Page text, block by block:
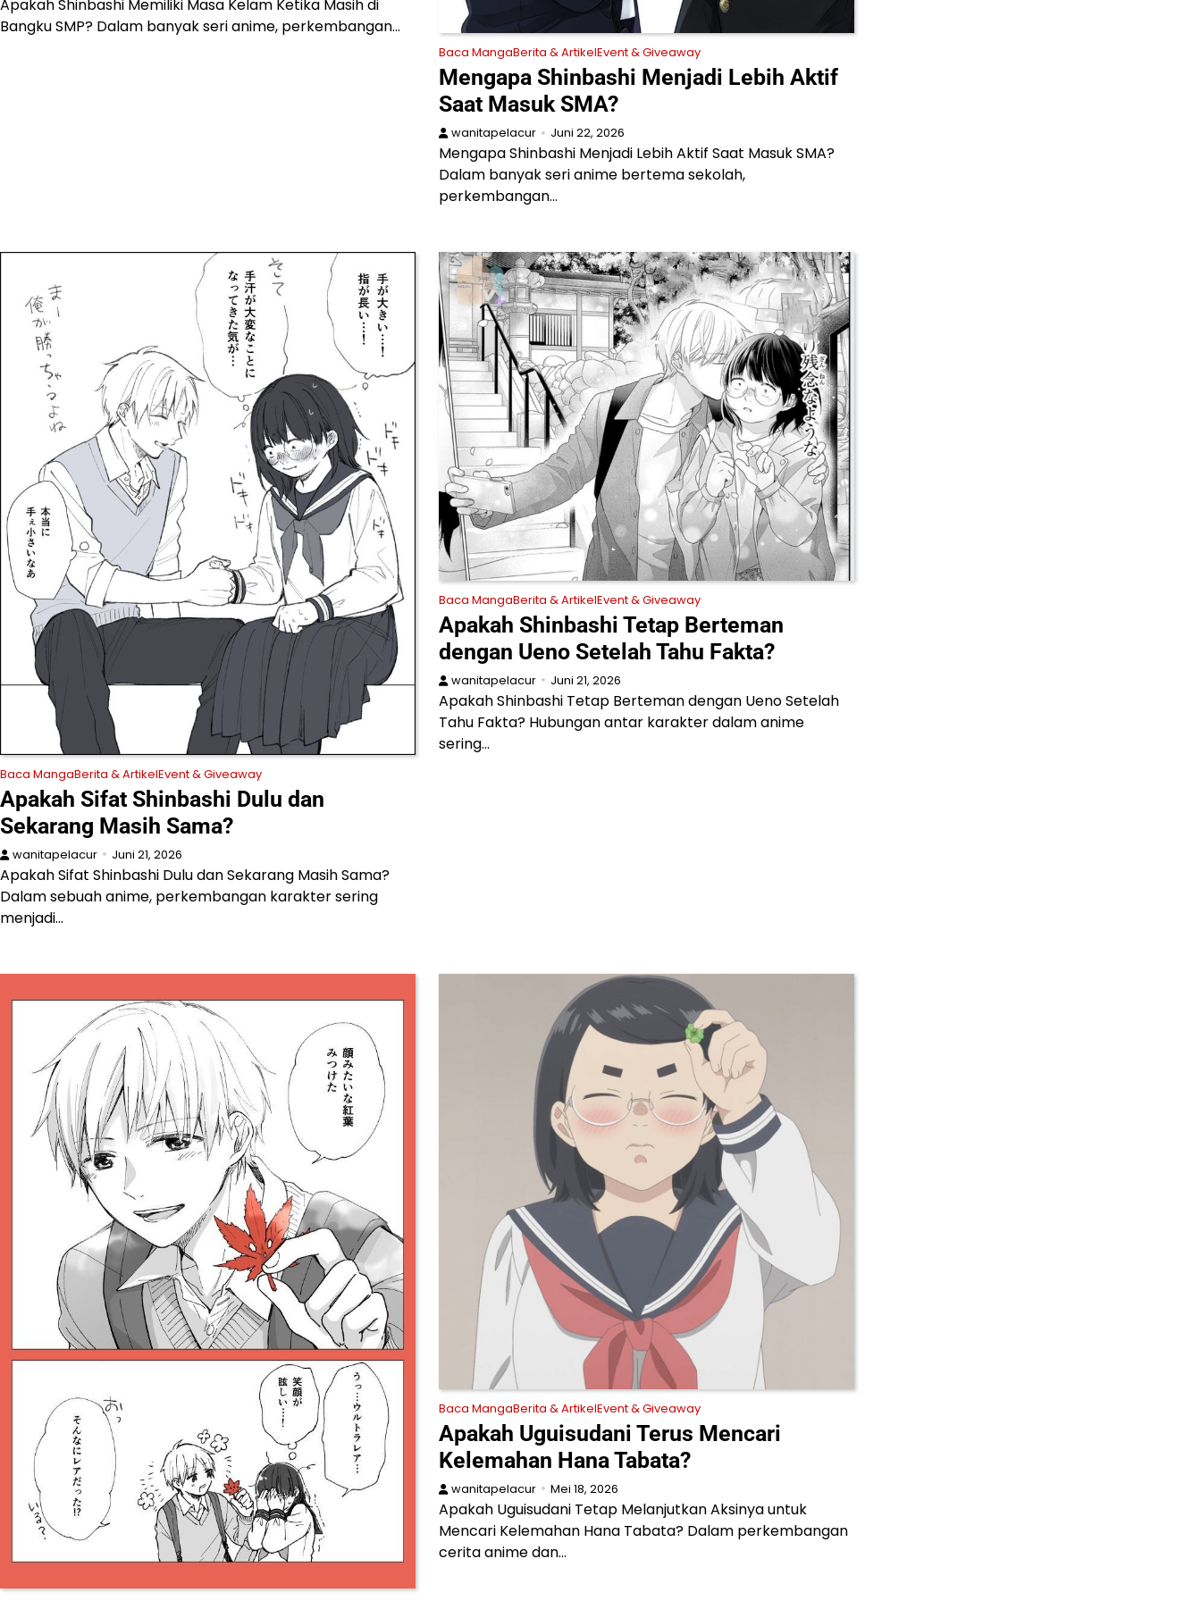
Apakah Shinbashi Memiliki Masa Kelam Ketika Masih di
Bangku SMP? Dalam banyak seri anime, perkembangan…
Baca MangaBerita & ArtikelEvent & Giveaway
Mengapa Shinbashi Menjadi Lebih Aktif
Saat Masuk SMA?
wanitapelacur Juni 22, 2026
Mengapa Shinbashi Menjadi Lebih Aktif Saat Masuk SMA?
Dalam banyak seri anime bertema sekolah,
perkembangan…
Baca MangaBerita & ArtikelEvent & Giveaway
Apakah Sifat Shinbashi Dulu dan
Sekarang Masih Sama?
wanitapelacur Juni 21, 2026
Apakah Sifat Shinbashi Dulu dan Sekarang Masih Sama?
Dalam sebuah anime, perkembangan karakter sering
menjadi…
Baca MangaBerita & ArtikelEvent & Giveaway
Apakah Shinbashi Tetap Berteman
dengan Ueno Setelah Tahu Fakta?
wanitapelacur Juni 21, 2026
Apakah Shinbashi Tetap Berteman dengan Ueno Setelah
Tahu Fakta? Hubungan antar karakter dalam anime
sering…
Baca MangaBerita & ArtikelEvent & Giveaway
Apakah Uguisudani Terus Mencari
Kelemahan Hana Tabata?
wanitapelacur Mei 18, 2026
Apakah Uguisudani Tetap Melanjutkan Aksinya untuk
Mencari Kelemahan Hana Tabata? Dalam perkembangan
cerita anime dan…